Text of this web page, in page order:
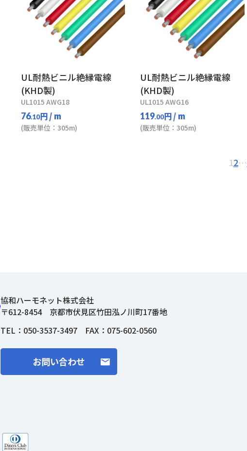
UL耐熱ビニル絶縁電線
(KHD製)
UL1015 AWG18
76.10円/ m
(販売単位：305m)
UL耐熱ビニル絶縁電線
(KHD製)
UL1015 AWG16
119.00円/ m
(販売単位：305m)
12…
協和ハーモネット株式会社
〒612-8454 京都市伏見区竹田泓ノ川町17番地
TEL： 050-3537-3497 FAX：075-602-0560
お問い合わせ